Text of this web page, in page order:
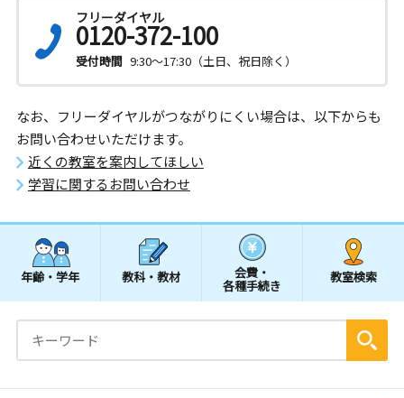
フリーダイヤル
0120-372-100
受付時間 9:30～17:30（土日、祝日除く）
なお、フリーダイヤルがつながりにくい場合は、以下からも
お問い合わせいただけます。
近くの教室を案内してほしい
学習に関するお問い合わせ
年齢・学年 教科・教材 会費・
各種手続き
教室検索